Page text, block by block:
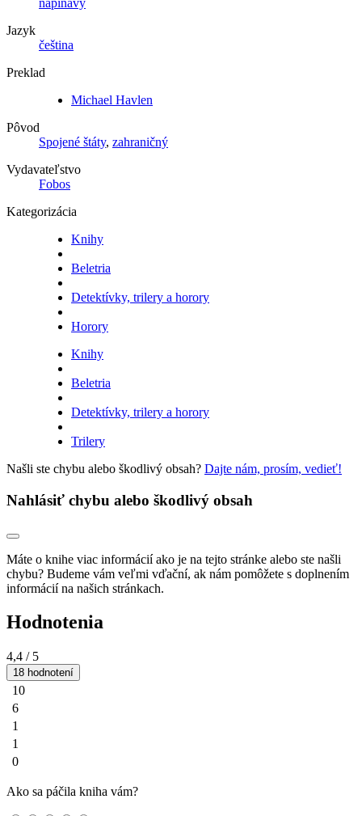
napínavý
Jazyk
čeština
Preklad
Michael Havlen
Pôvod
Spojené štáty, zahraničný
Vydavateľstvo
Fobos
Kategorizácia
Knihy
Beletria
Detektívky, trilery a horory
Horory
Knihy
Beletria
Detektívky, trilery a horory
Trilery
Našli ste chybu alebo škodlivý obsah? Dajte nám, prosím, vedieť!
Nahlásiť chybu alebo škodlivý obsah
Máte o knihe viac informácií ako je na tejto stránke alebo ste našli
chybu? Budeme vám veľmi vďační, ak nám pomôžete s doplnením
informácií na našich stránkach.
Hodnotenia
4,4 / 5
18 hodnotení
10
6
1
1
0
Ako sa páčila kniha vám?